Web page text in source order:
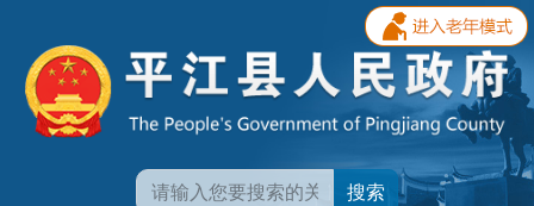
搜索